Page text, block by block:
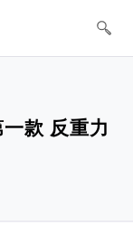
最值得信賴的群眾
款 反重力